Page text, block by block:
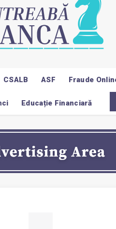
CSALB ASF Fraude
Educație Financiară